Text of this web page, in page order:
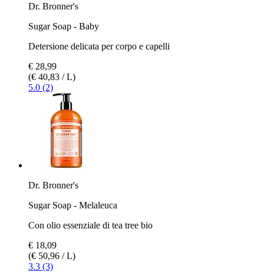
Dr. Bronner's
Sugar Soap - Baby
Detersione delicata per corpo e capelli
€ 28,99
(€ 40,83 / L)
5.0 (2)
Dr. Bronner's
Sugar Soap - Melaleuca
Con olio essenziale di tea tree bio
€ 18,09
(€ 50,96 / L)
3.3 (3)